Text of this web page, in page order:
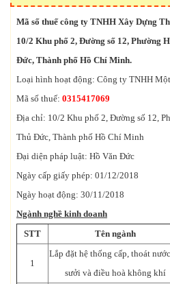
Mã số thuế công ty TNHH Xây Dựng
10/2 Khu phố 2, Đường số 12, Phường
Đức, Thành phố Hồ Chí Minh.
Loại hình hoạt động: Công ty TNHH
Mã số thuế: 0315417069
Địa chỉ: 10/2 Khu phố 2, Đường số 12,
Thủ Đức, Thành phố Hồ Chí Minh
Đại diện pháp luật: Hồ Văn Đức
Ngày cấp giấy phép: 01/12/2018
Ngày hoạt động: 30/11/2018
Ngành nghề kinh doanh
STT
Tên ngành
1
Lắp đặt hệ thống cấp, thoát
sưởi và điều hoà không khí